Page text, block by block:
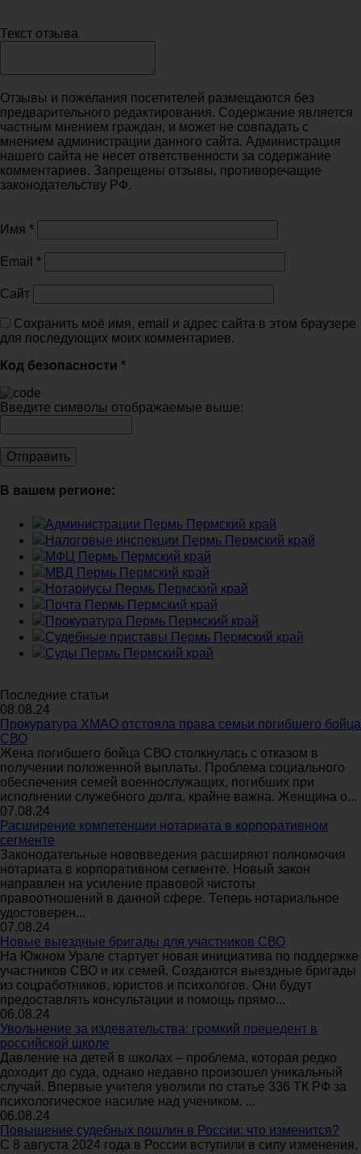
Текст отзыва
Отзывы и пожелания посетителей размещаются без
предварительного редактирования. Содержание является
частным мнением граждан, и может не совпадать с
мнением администрации данного сайта. Администрация
нашего сайта не несет ответственности за содержание
комментариев. Запрещены отзывы, противоречащие
законодательству РФ.
Имя *
Email *
Сайт
Сохранить моё имя, email и адрес сайта в этом браузере
для последующих моих комментариев.
Код безопасности *
Введите символы отображаемые выше:
В вашем регионе:
Администрации Пермь Пермский край
Налоговые инспекции Пермь Пермский край
МФЦ Пермь Пермский край
МВД Пермь Пермский край
Нотариусы Пермь Пермский край
Почта Пермь Пермский край
Прокуратура Пермь Пермский край
Судебные приставы Пермь Пермский край
Суды Пермь Пермский край
Последние статьи
08.08.24
Прокуратура ХМАО отстояла права семьи погибшего бойца
СВО
Жена погибшего бойца СВО столкнулась с отказом в
получении положенной выплаты. Проблема социального
обеспечения семей военнослужащих, погибших при
исполнении служебного долга, крайне важна. Женщина о...
07.08.24
Расширение компетенции нотариата в корпоративном
сегменте
Законодательные нововведения расширяют полномочия
нотариата в корпоративном сегменте. Новый закон
направлен на усиление правовой чистоты
правоотношений в данной сфере. Теперь нотариальное
удостоверен...
07.08.24
Новые выездные бригады для участников СВО
На Южном Урале стартует новая инициатива по поддержке
участников СВО и их семей. Создаются выездные бригады
из соцработников, юристов и психологов. Они будут
предоставлять консультации и помощь прямо...
06.08.24
Увольнение за издевательства: громкий прецедент в
российской школе
Давление на детей в школах – проблема, которая редко
доходит до суда, однако недавно произошел уникальный
случай. Впервые учителя уволили по статье 336 ТК РФ за
психологическое насилие над учеником. ...
06.08.24
Повышение судебных пошлин в России: что изменится?
С 8 августа 2024 года в России вступили в силу изменения,